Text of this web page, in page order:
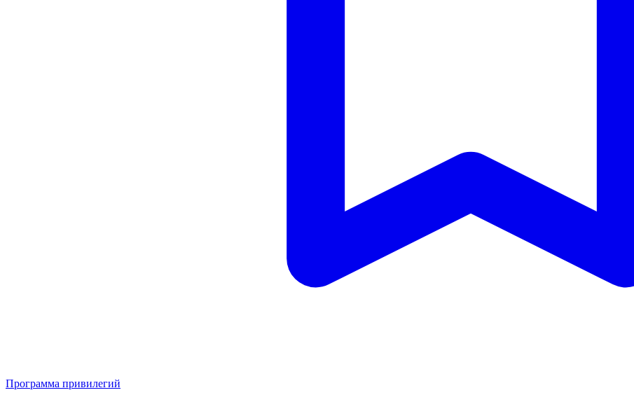
Программа привилегий